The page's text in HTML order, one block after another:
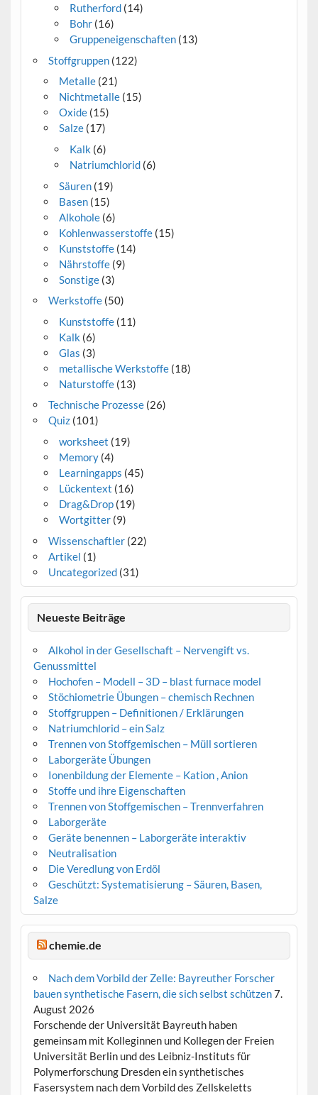
Rutherford (14)
Bohr (16)
Gruppeneigenschaften (13)
Stoffgruppen(122)
Metalle(21)
Nichtmetalle(15)
Oxide(15)
Salze(17)
Kalk (6)
Natriumchlorid (6)
Säuren(19)
Basen(15)
Alkohole(6)
Kohlenwasserstoffe(15)
Kunststoffe(14)
Nährstoffe(9)
Sonstige(3)
Werkstoffe(50)
Kunststoffe(11)
Kalk (6)
Glas (3)
metallische Werkstoffe(18)
Naturstoffe(13)
Technische Prozesse(26)
Quiz(101)
worksheet (19)
Memory(4)
Learningapps (45)
Lückentext (16)
Drag&Drop(19)
Wortgitter(9)
Wissenschaftler(22)
Artikel (1)
Uncategorized(31)
Neueste Beiträge
Alkohol in der Gesellschaft – Nervengift vs.
Genussmittel
Hochofen – Modell – 3D – blast furnace model
Stöchiometrie Übungen – chemisch Rechnen
Stoffgruppen – Definitionen / Erklärungen
Natriumchlorid – ein Salz
Trennen von Stoffgemischen – Müll sortieren
Laborgeräte Übungen
Ionenbildung der Elemente – Kation , Anion
Stoffe und ihre Eigenschaften
Trennen von Stoffgemischen – Trennverfahren
Laborgeräte
Geräte benennen – Laborgeräte interaktiv
Neutralisation
Die Veredlung von Erdöl
Geschützt: Systematisierung – Säuren, Basen,
Salze
chemie.de
Nach dem Vorbild der Zelle: Bayreuther Forscher
bauen synthetische Fasern, die sich selbst schützen7.
August 2026
Forschende der Universität Bayreuth haben
gemeinsam mit Kolleginnen und Kollegen der Freien
Universität Berlin und des Leibniz-Instituts für
Polymerforschung Dresden ein synthetisches
Fasersystem nach dem Vorbild des Zellskeletts